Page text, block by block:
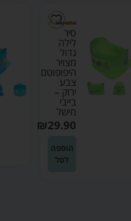
לילה
גדול
היפופוטם
צבע
ירוק –
₪29.90
הוספה